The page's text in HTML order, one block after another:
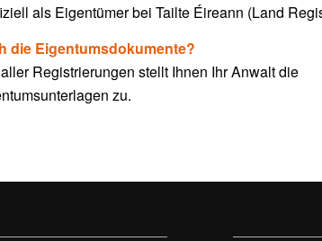
als Eigentümer bei Tailte Éireann (Land
die Eigentumsdokumente?
Registrierungen stellt Ihnen Ihr Anwalt die
zu.